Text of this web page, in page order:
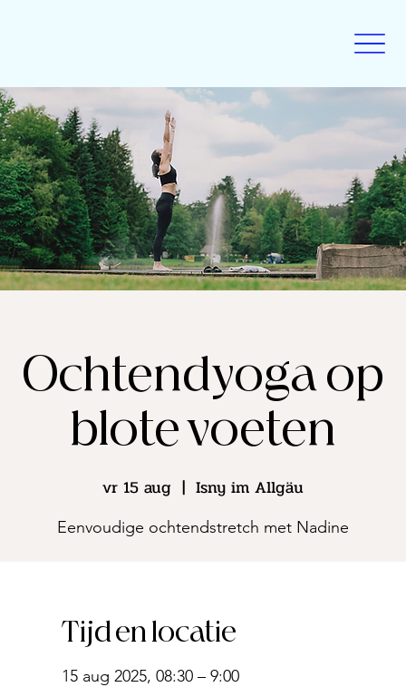
Ochtendyoga op
blote voeten
vr 15 aug
  |
Isny im Allgäu
Eenvoudige ochtendstretch met Nadine
Tijd en locatie
15 aug 2025, 08:30 – 9:00